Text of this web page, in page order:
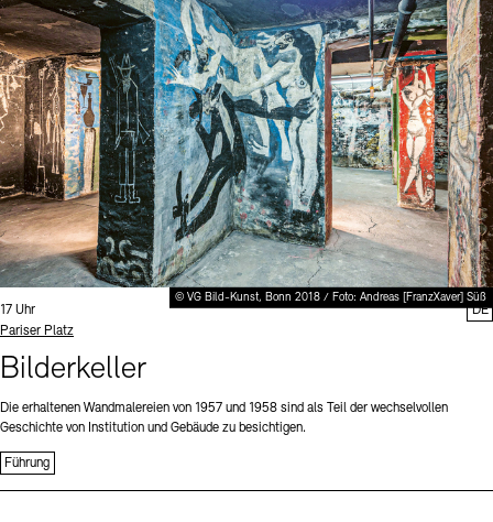
Stellenangebote Newsletter Presse
Nachhaltigkeit Kontakt
Digitale Sammlungen Exil-Archive
© VG Bild-Kunst, Bonn 2018 / Foto: Andreas [FranzXaver] Süß
Uhrzeit:
17 Uhr
Standort
Pariser Platz
Bilderkeller
Die erhaltenen Wandmalereien von 1957 und 1958 sind als Teil der wechselvollen
Geschichte von Institution und Gebäude zu besichtigen.
Führung
DE